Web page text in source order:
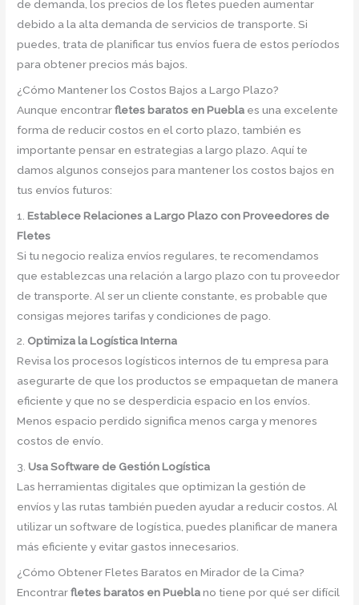
de demanda, los precios de los fletes pueden aumentar
debido a la alta demanda de servicios de transporte. Si
puedes, trata de planificar tus envíos fuera de estos períodos
para obtener precios más bajos.
¿Cómo Mantener los Costos Bajos a Largo Plazo?
Aunque encontrarfletes baratos en Puebla es una excelente
forma de reducir costos en el corto plazo, también es
importante pensar en estrategias a largo plazo. Aquí te
damos algunos consejos para mantener los costos bajos en
tus envíos futuros:
1.Establece Relaciones a Largo Plazo con Proveedores de
Fletes
Si tu negocio realiza envíos regulares, te recomendamos
que establezcas una relación a largo plazo con tu proveedor
de transporte. Al ser un cliente constante, es probable que
consigas mejores tarifas y condiciones de pago.
2. Optimiza la Logística Interna
Revisa los procesos logísticos internos de tu empresa para
asegurarte de que los productos se empaquetan de manera
eficiente y que no se desperdicia espacio en los envíos.
Menos espacio perdido significa menos carga y menores
costos de envío.
3.Usa Software de Gestión Logística
Las herramientas digitales que optimizan la gestión de
envíos y las rutas también pueden ayudar a reducir costos. Al
utilizar un software de logística, puedes planificar de manera
más eficiente y evitar gastos innecesarios.
¿Cómo Obtener Fletes Baratos en Mirador de la Cima?
Encontrarfletes baratos en Pueblano tiene por qué ser difícil